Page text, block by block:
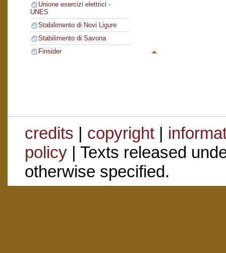
Unione esercizi elettrici -
UNES
Stabilimento di Novi Ligure
Stabilimento di Savona
Finsider
credits | copyright|
policy| Texts released
otherwise specified.